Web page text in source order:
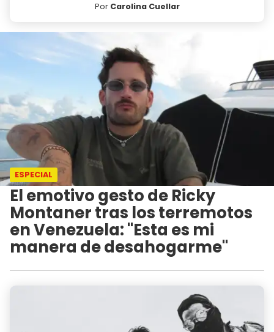
Por Carolina Cuellar
ESPECIAL
El emotivo gesto de Ricky
Montaner tras los terremotos
en Venezuela: "Esta es mi
manera de desahogarme"